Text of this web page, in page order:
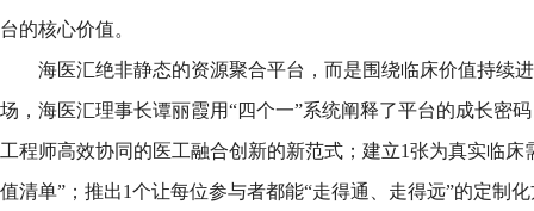
台的核心价值。
海医汇绝非静态的资源聚合平台，而是围绕临床价值持续
场，海医汇理事长谭丽霞用“四个一”系统阐释了平台的成长密
工程师高效协同的医工融合创新的新范式；建立1张为真实临床
值清单”；推出1个让每位参与者都能“走得通、走得远”的定制